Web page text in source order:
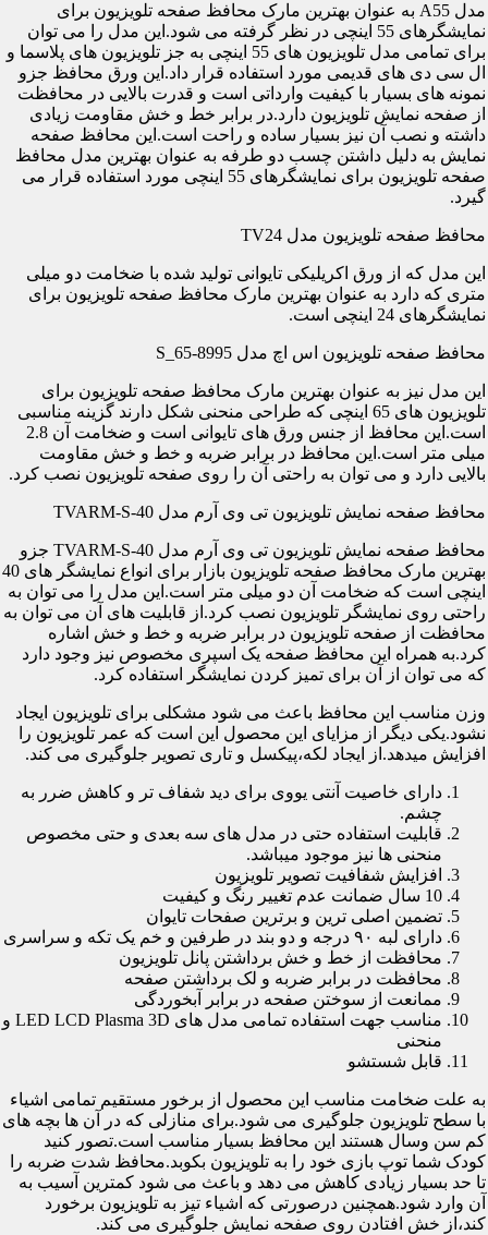
مدل A55 به عنوان بهترین مارک محافظ صفحه تلویزیون برای
نمایشگرهای 55 اینچی در نظر گرفته می شود.این مدل را می توان
برای تمامی مدل تلویزیون های 55 اینچی به جز تلویزیون های پلاسما و
ال سی دی های قدیمی مورد استفاده قرار داد.این ورق محافظ جزو
نمونه های بسیار با کیفیت وارداتی است و قدرت بالایی در محافظت
از صفحه نمایش تلویزیون دارد.در برابر خط و خش مقاومت زیادی
داشته و نصب آن نیز بسیار ساده و راحت است.این محافظ صفحه
نمایش به دلیل داشتن چسب دو طرفه به عنوان بهترین مدل محافظ
صفحه تلویزیون برای نمایشگرهای 55 اینچی مورد استفاده قرار می
گیرد.
محافظ صفحه تلویزیون مدل TV24
این مدل که از ورق اکریلیکی تایوانی تولید شده با ضخامت دو میلی
متری که دارد به عنوان بهترین مارک محافظ صفحه تلویزیون برای
نمایشگرهای 24 اینچی است.
محافظ صفحه تلویزیون اس اچ مدل S_65-8995
این مدل نیز به عنوان بهترین مارک محافظ صفحه تلویزیون برای
تلویزیون های 65 اینچی که طراحی منحنی شکل دارند گزینه مناسبی
است.این محافظ از جنس ورق های تایوانی است و ضخامت آن 2.8
میلی متر است.این محافظ در برابر ضربه و خط و خش مقاومت
بالایی دارد و می توان به راحتی آن را روی صفحه تلویزیون نصب کرد.
محافظ صفحه نمایش تلویزیون تی وی آرم مدل TVARM-S-40
محافظ صفحه نمایش تلویزیون تی وی آرم مدل TVARM-S-40 جزو
بهترین مارک محافظ صفحه تلویزیون بازار برای انواع نمایشگر های 40
اینچی است که ضخامت آن دو میلی متر است.این مدل را می توان به
راحتی روی نمایشگر تلویزیون نصب کرد.از قابلیت های آن می توان به
محافظت از صفحه تلویزیون در برابر ضربه و خط و خش اشاره
کرد.به همراه این محافظ صفحه یک اسپری مخصوص نیز وجود دارد
که می توان از آن برای تمیز کردن نمایشگر استفاده کرد.
وزن مناسب این محافظ باعث می شود مشکلی برای تلویزیون ایجاد
نشود.یکی دیگر از مزایای این محصول این است که عمر تلویزیون را
افزایش میدهد.از ایجاد لکه،پیکسل و تاری تصویر جلوگیری می کند.
دارای خاصیت آنتی یووی برای دید شفاف تر و کاهش ضرر به
چشم.
قابلیت استفاده حتی در مدل های سه بعدی و حتی مخصوص
منحنی ها نیز موجود میباشد.
افزایش شفافیت تصویر تلویزیون
10 سال ضمانت عدم تغییر رنگ و کیفیت
تضمین اصلی ترین و برترین صفحات تایوان
دارای لبه ۹۰ درجه و دو بند در طرفین و خم یک تکه و سراسری
محافظت از خط و خش برداشتن پانل تلویزیون
محافظت در برابر ضربه و لک برداشتن صفحه
ممانعت از سوختن صفحه در برابر آبخوردگی
مناسب جهت استفاده تمامی مدل های LED LCD Plasma 3D و
منحنی
قابل شستشو
به علت ضخامت مناسب این محصول از برخور مستقیم تمامی اشیاء
با سطح تلویزیون جلوگیری می شود.برای منازلی که در آن ها بچه های
کم سن وسال هستند این محافظ بسیار مناسب است.تصور کنید
کودک شما توپ بازی خود را به تلویزیون بکوبد.محافظ شدت ضربه را
تا حد بسیار زیادی کاهش می دهد و باعث می شود کمترین آسیب به
آن وارد شود.همچنین درصورتی که اشیاء تیز به تلویزیون برخورد
کند،از خش افتادن روی صفحه نمایش جلوگیری می کند.